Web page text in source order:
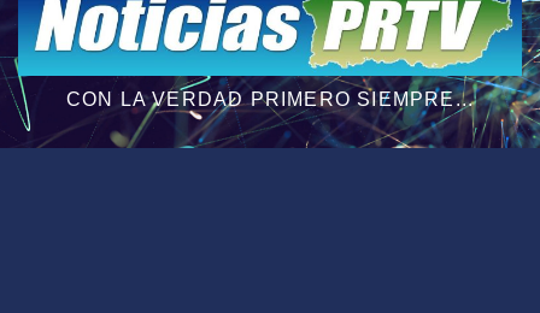
CON LA VERDAD PRIMERO SIEMPRE...